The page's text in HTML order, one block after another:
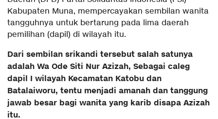
Kabupaten Muna, mempercayakan sembilan wanita
tangguhnya untuk bertarung pada lima daerah
pemilihan (dapil) di wilayah itu.
Dari sembilan srikandi tersebut salah satunya
adalah Wa Ode Siti Nur Azizah, Sebagai caleg
dapil I wilayah Kecamatan Katobu dan
Batalaiworu, tentu menjadi amanah dan tanggung
jawab besar bagi wanita yang karib disapa Azizah
itu.